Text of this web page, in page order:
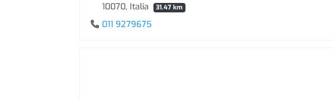
10070, Italia
31.47 km
011 9279675